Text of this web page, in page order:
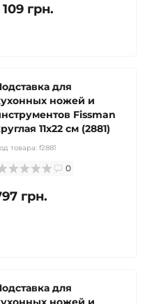
109 грн.
для
ножей и
Fissman
11x22 см (2881)
товара: f2881
0
грн.
для